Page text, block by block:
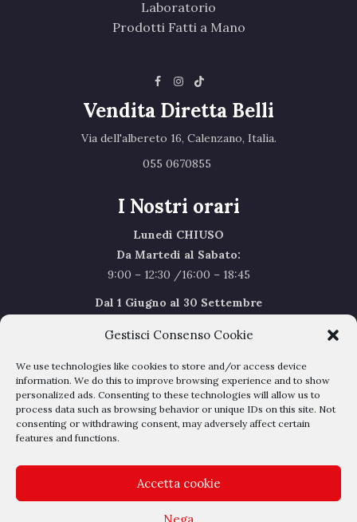
Gestisci Consenso Cookie
We use technologies like cookies to store and/or access device
information. We do this to improve browsing experience and to show
personalized ads. Consenting to these technologies will allow us to
process data such as browsing behavior or unique IDs on this site. Not
consenting or withdrawing consent, may adversely affect certain
features and functions.
Accetta cookie
Nega
Laboratorio
Prodotti Fatti a Mano
Vendita Diretta Belli
Via dell'albereto 16, Calenzano, Italia.‎
055 0670855 ‎
I Nostri orari
Lunedì CHIUSO
Da Martedi al Sabato:
9:00 – 12:30 /16:00 – 18:45
Dal 1 Giugno al 30 Settembre
Sabato Agosto Chiusi
I chiusi per Ferie dal 1 al 24Agosto
Privacy Policy–Cookie Policy